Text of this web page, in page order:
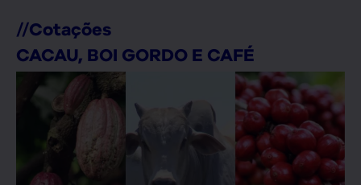
//Cotações
CACAU, BOI GORDO E CAFÉ